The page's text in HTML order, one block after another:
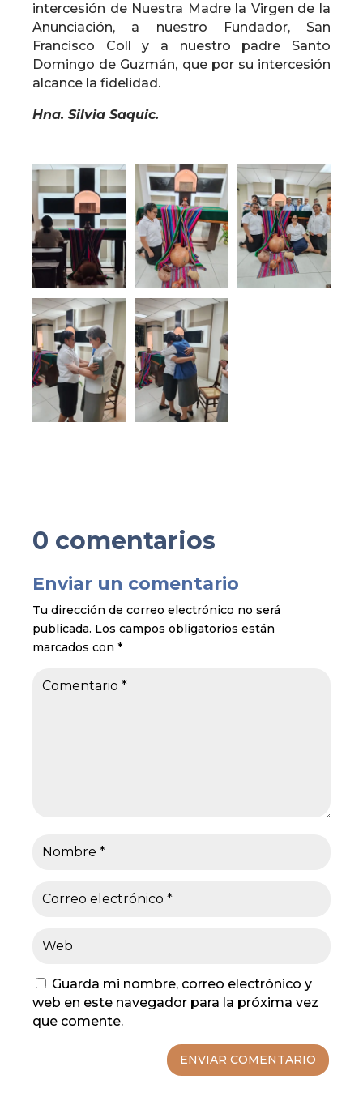
intercesión de Nuestra Madre la Virgen de la
Anunciación, a nuestro Fundador, San
Francisco Coll y a nuestro padre Santo
Domingo de Guzmán, que por su intercesión
alcance la fidelidad.
Hna. Silvia Saquic.
0 comentarios
Enviar un comentario
Tu dirección de correo electrónico no será
publicada. Los campos obligatorios están
marcados con *
Guarda mi nombre, correo electrónico y
web en este navegador para la próxima vez
que comente.
ENVIAR COMENTARIO